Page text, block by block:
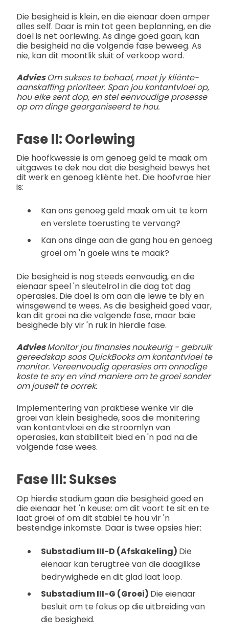
Die besigheid is klein, en die eienaar doen amper
alles self. Daar is min tot geen beplanning, en die
doel is net oorlewing. As dinge goed gaan, kan
die besigheid na die volgende fase beweeg. As
nie, kan dit moontlik sluit of verkoop word.
AdviesOm sukses te behaal, moet jy kliënte-
aanskaffing prioriteer. Span jou kontantvloei op,
hou elke sent dop, en stel eenvoudige prosesse
op om dinge georganiseerd te hou.
Fase II: Oorlewing
Die hoofkwessie is om genoeg geld te maak om
uitgawes te dek nou dat die besigheid bewys het
dit werk en genoeg kliënte het. Die hoofvrae hier
is:
Kan ons genoeg geld maak om uit te kom
en verslete toerusting te vervang?
Kan ons dinge aan die gang hou en genoeg
groei om 'n goeie wins te maak?
Die besigheid is nog steeds eenvoudig, en die
eienaar speel 'n sleutelrol in die dag tot dag
operasies. Die doel is om aan die lewe te bly en
winsgewend te wees. As die besigheid goed vaar,
kan dit groei na die volgende fase, maar baie
besighede bly vir 'n ruk in hierdie fase.
AdviesMonitor jou finansies noukeurig - gebruik
gereedskap soos QuickBooks om kontantvloei te
monitor. Vereenvoudig operasies om onnodige
koste te sny en vind maniere om te groei sonder
om jouself te oorrek.
Implementering van praktiese wenke vir die
groei van klein besighede, soos die monitering
van kontantvloei en die stroomlyn van
operasies, kan stabiliteit bied en 'n pad na die
volgende fase wees.
Fase III: Sukses
Op hierdie stadium gaan die besigheid goed en
die eienaar het 'n keuse: om dit voort te sit en te
laat groei of om dit stabiel te hou vir 'n
bestendige inkomste. Daar is twee opsies hier:
Substadium III-D (Afskakeling) Die
eienaar kan terugtreë van die daaglikse
bedrywighede en dit glad laat loop.
Substadium III-G (Groei) Die eienaar
besluit om te fokus op die uitbreiding van
die besigheid.